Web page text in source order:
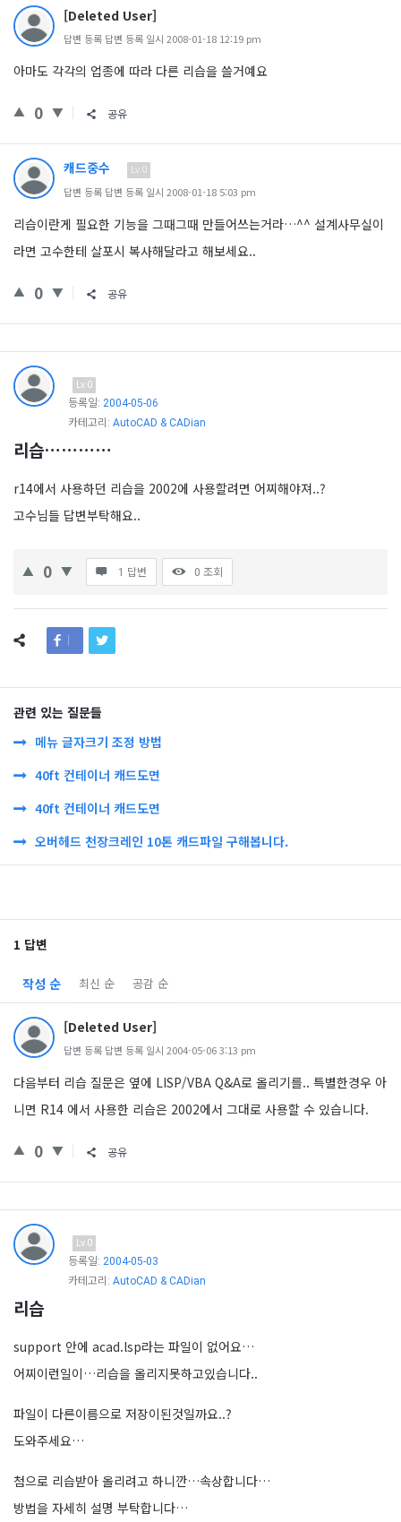
[Deleted User]
답변 등록 답변 등록 일시 2008-01-18 12:19 pm
아마도 각각의 업종에 따라 다른 리습을 쓸거예요
0 공유
캐드중수 Lv.0
답변 등록 답변 등록 일시 2008-01-18 5:03 pm
리습이란게 필요한 기능을 그때그때 만들어쓰는거라…^^ 설계사무실이
라면 고수한테 살포시 복사해달라고 해보세요..
0 공유
Lv.0
등록일: 2004-05-06
카테고리: AutoCAD & CADian
리습…………
r14에서 사용하던 리습을 2002에 사용할려면 어찌해야져..?
고수님들 답변부탁해요..
0 1 답변 0 조회
관련 있는 질문들
메뉴 글자크기 조정 방법
40ft 컨테이너 캐드도면
40ft 컨테이너 캐드도면
오버헤드 천장크레인 10톤 캐드파일 구해봅니다.
1 답변
작성 순 최신 순 공감 순
[Deleted User]
답변 등록 답변 등록 일시 2004-05-06 3:13 pm
다음부터 리습 질문은 옆에 LISP/VBA Q&A로 올리기를.. 특별한경우 아
니면 R14 에서 사용한 리습은 2002에서 그대로 사용할 수 있습니다.
0 공유
Lv.0
등록일: 2004-05-03
카테고리: AutoCAD & CADian
리습
support 안에 acad.lsp라는 파일이 없어요…
어찌이런일이…리습을 올리지못하고있습니다..
파일이 다른이름으로 저장이된것일까요..?
도와주세요…
첨으로 리습받아 올리려고 하니깐…속상합니다…
방법을 자세히 설명 부탁합니다…